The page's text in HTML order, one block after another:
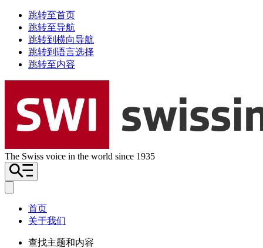
跳转至首页
跳转至导航
跳转到横向导航
跳转到语言选择
跳转至内容
The Swiss voice in the world since 1935
首页
关于我们
查找主题和内容